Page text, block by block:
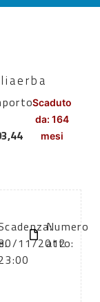
Scaduto
da: 164
mesi
11/2012
Numero
atto: